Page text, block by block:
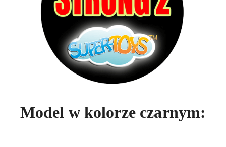
Model w kolorze czarnym: